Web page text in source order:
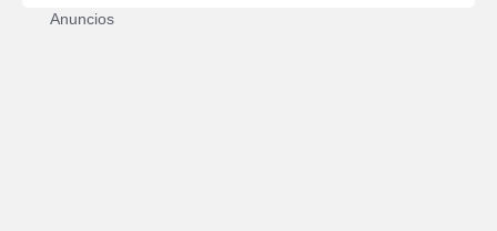
Anuncios